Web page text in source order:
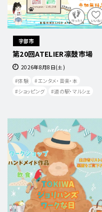
宇部市
第20回ATELIER凛鼓市場
2026年8月8日(土)
体験
エンタメ・音楽・本
ショッピング
道の駅・マルシェ